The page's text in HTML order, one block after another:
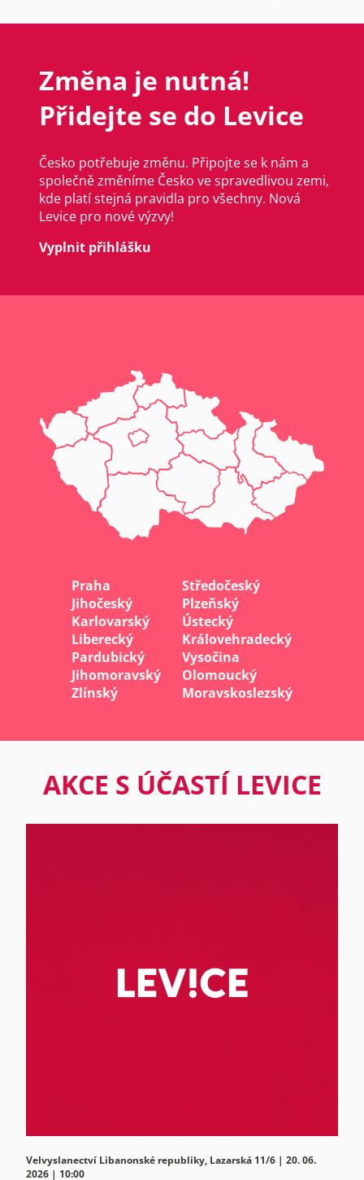
Změna je nutná!
Přidejte se do Levice
Česko potřebuje změnu. Připojte se k nám a
společně změníme Česko ve spravedlivou zemi,
kde platí stejná pravidla pro všechny. Nová
Levice pro nové výzvy!
Vyplnit přihlášku
Praha
Středočeský
Jihočeský
Plzeňský
Karlovarský
Ústecký
Liberecký
Královehradecký
Pardubický
Vysočina
Jihomoravský
Olomoucký
Zlínský
Moravskoslezský
AKCE S ÚČASTÍ LEVICE
Velvyslanectví Libanonské republiky, Lazarská 11/6 | 20. 06.
2026 | 10:00